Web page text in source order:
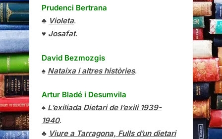
Prudenci Bertrana
♣ Violeta.
♥ Josafat.
David Bezmozgis
♠ Nataixa i altres històries.
Artur Bladé i Desumvila
♠ L’exiliada Dietari de l’exili 1939-
1940.
♣ Viure a Tarragona, Fulls d’un dietari